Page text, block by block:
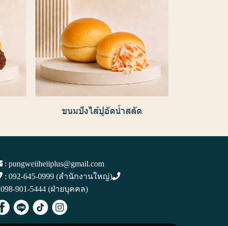
ขนมปังไส้ปูอัดน้ำสลัด
: pungweiiheiiplus@gmail.com
: 092-645-0999 (สำนักงานใหญ่)
098-901-5444 (ฝ่ายบุคคล)